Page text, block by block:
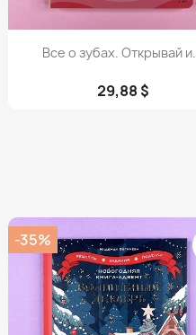
Просмотр
Все о зубах. Открывай
29,88 $
-35%